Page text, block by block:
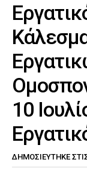
10
ΔΗΜΟΣΙΕΎΤΗΚΕ